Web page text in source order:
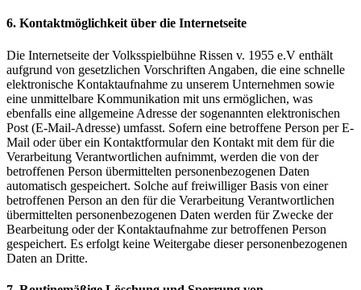
6. Kontaktmöglichkeit über die Internetseite
Die Internetseite der Volksspielbühne Rissen v. 1955 e.V enthält
aufgrund von gesetzlichen Vorschriften Angaben, die eine schnelle
elektronische Kontaktaufnahme zu unserem Unternehmen sowie
eine unmittelbare Kommunikation mit uns ermöglichen, was
ebenfalls eine allgemeine Adresse der sogenannten elektronischen
Post (E-Mail-Adresse) umfasst. Sofern eine betroffene Person per E-
Mail oder über ein Kontaktformular den Kontakt mit dem für die
Verarbeitung Verantwortlichen aufnimmt, werden die von der
betroffenen Person übermittelten personenbezogenen Daten
automatisch gespeichert. Solche auf freiwilliger Basis von einer
betroffenen Person an den für die Verarbeitung Verantwortlichen
übermittelten personenbezogenen Daten werden für Zwecke der
Bearbeitung oder der Kontaktaufnahme zur betroffenen Person
gespeichert. Es erfolgt keine Weitergabe dieser personenbezogenen
Daten an Dritte.